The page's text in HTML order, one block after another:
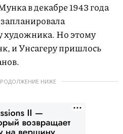
в декабре 1943 года
художника. Но этому
и Унсагеру пришлось
НИЖЕ